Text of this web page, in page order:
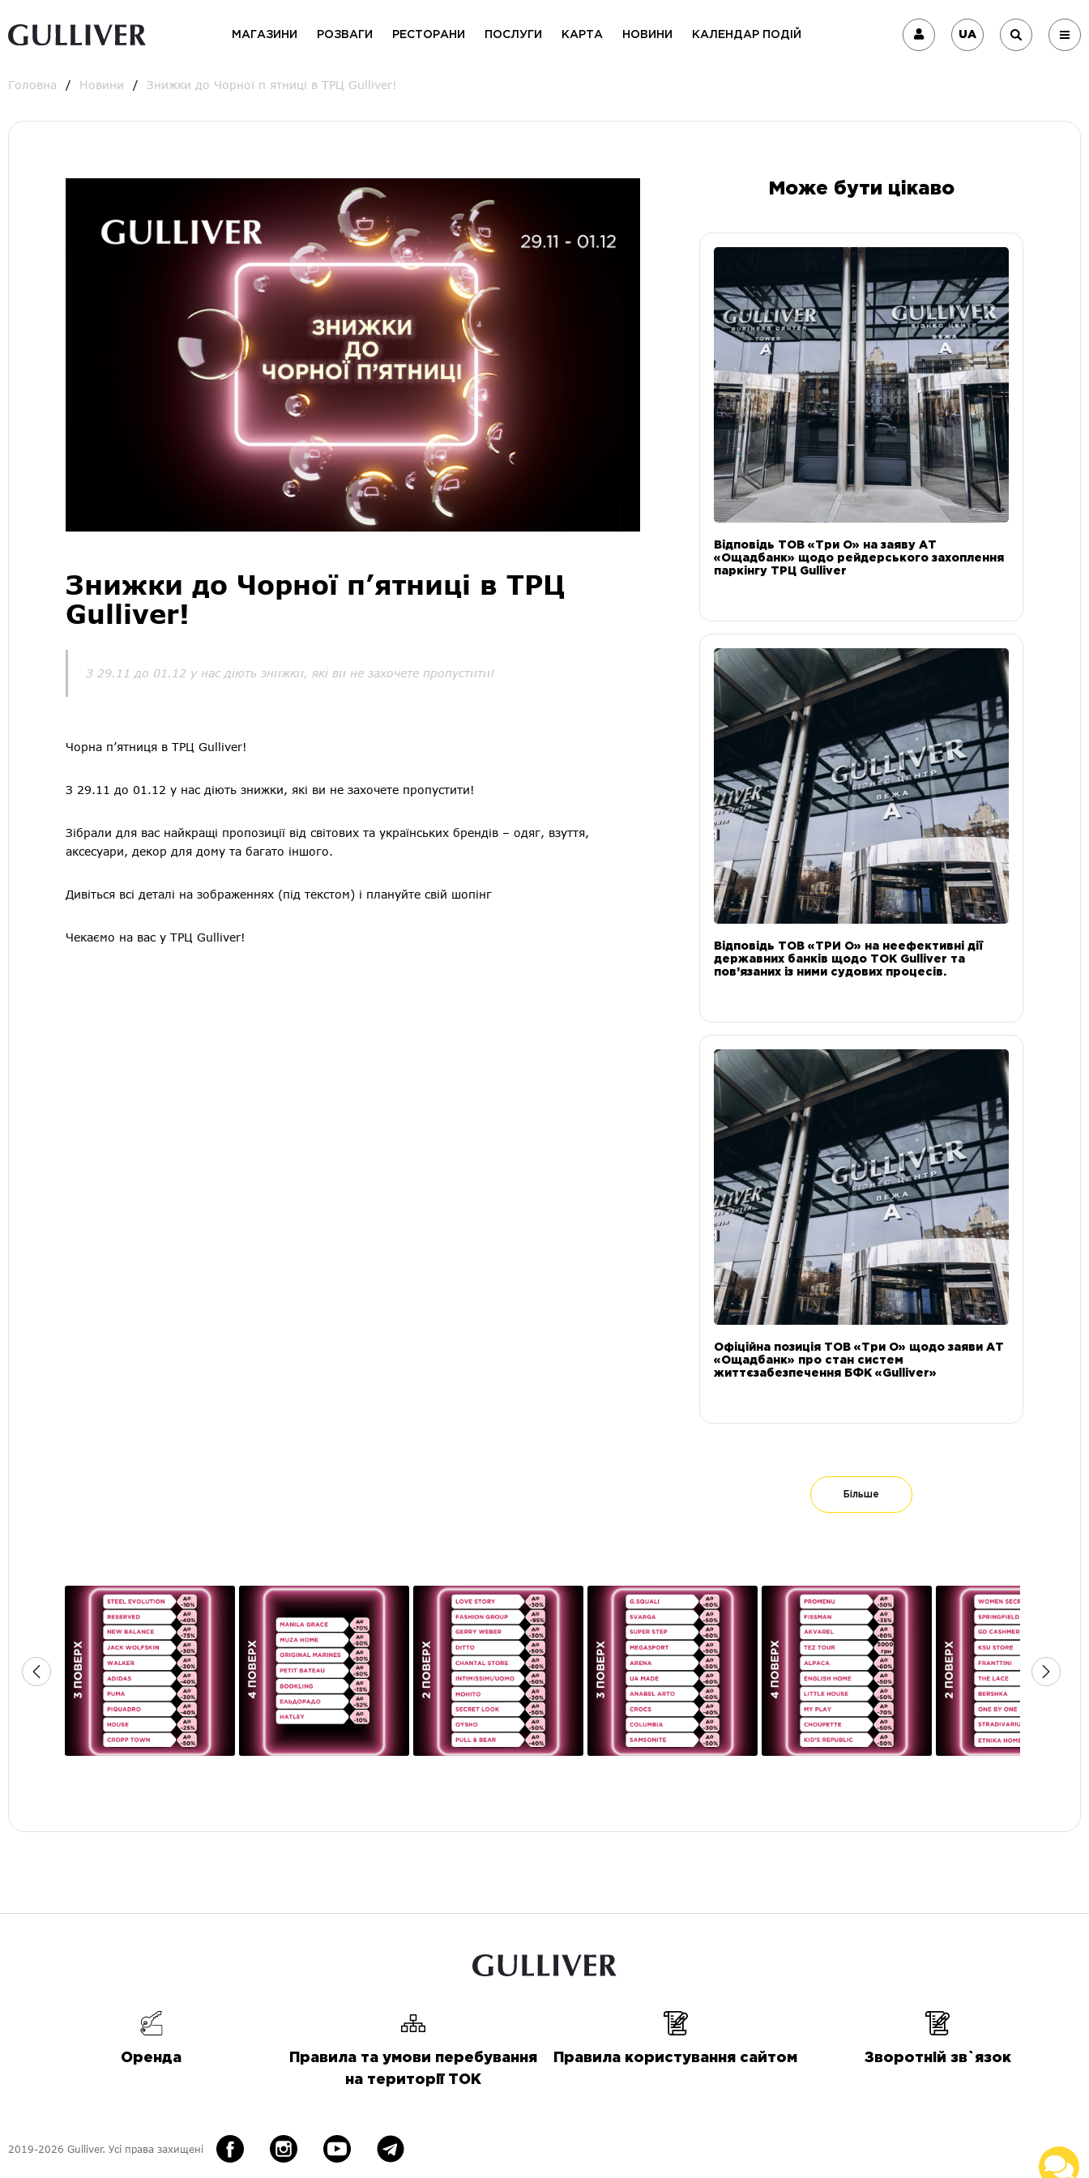
МАГАЗИНИ РОЗВАГИ РЕСТОРАНИ ПОСЛУГИ КАРТА НОВИНИ КАЛЕНДАР ПОДІЙ UA
Головна Новини Знижки до Чорної п ятниці в ТРЦ Gulliver!
Знижки до Чорної п’ятниці в ТРЦ
Gulliver!
З 29.11 до 01.12 у нас діють знижки, які ви не захочете пропустити!
Чорна п’ятниця в ТРЦ Gulliver!
З 29.11 до 01.12 у нас діють знижки, які ви не захочете пропустити!
Зібрали для вас найкращі пропозиції від світових та українських брендів – одяг, взуття,
аксесуари, декор для дому та багато іншого.
Дивіться всі деталі на зображеннях (під текстом) і плануйте свій шопінг
Чекаємо на вас у ТРЦ Gulliver!
Може бути цікаво
Відповідь ТОВ «Три О» на заяву АТ
«Ощадбанк» щодо рейдерського захоплення
паркінгу ТРЦ Gulliver
Відповідь ТОВ «ТРИ О» на неефективні дії
державних банків щодо ТОК Gulliver та
пов’язаних із ними судових процесів.
Офіційна позиція ТОВ «Три О» щодо заяви АТ
«Ощадбанк» про стан систем
життєзабезпечення БФК «Gulliver»
Більше
Оренда
Правила та умови перебування
на території ТОК
Правила користування сайтом Зворотній зв`язок
2019-2026 Gulliver. Усі права захищені